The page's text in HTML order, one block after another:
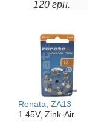
120 грн.
Renata, ZA13
1.45V, Zink-Air